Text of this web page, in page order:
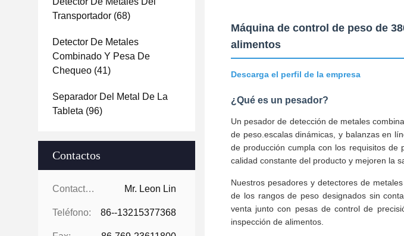
Transportador (68)
Detector De Metales
Combinado Y Pesa De
Chequeo (41)
Separador Del Metal De La
Tableta (96)
Contactos
Contactos: Mr. Leon Lin
Teléfono: 86--13215377368
Máquina de control de peso de
alimentos
Descarga el perfil de la empresa
¿Qué es un pesador?
Un pesador de detección de metales
de peso.escalas dinámicas, y balanzas en
de producción cumpla con los requisitos de
calidad constante del producto y mejoren la
Nuestros pesadores y detectores de
de los rangos de peso designados sin
venta junto con pesas de control de
inspección de alimentos.